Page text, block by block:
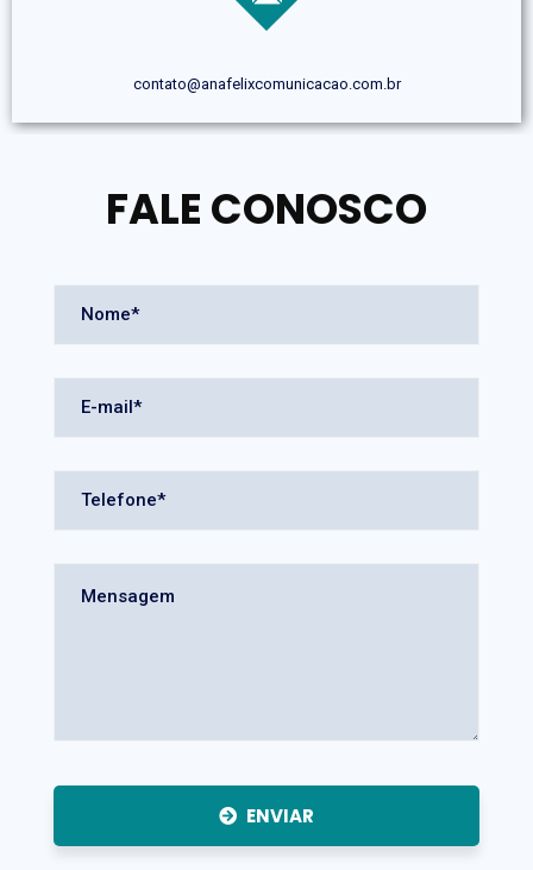
contato@anafelixcomunicacao.com.br
FALE CONOSCO
ENVIAR